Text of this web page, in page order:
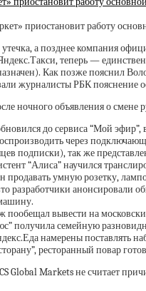
а позднее компания
теперь —
Как позже пояснил
журналисты РБК пояснение
ночного объявления о смене
до сервиса “Мой эфир”,
через
подписки), так же
“Алиса” научился
продавать умную розетку,
разработчики анонсировали
вывести на
получила семейную
намерены поставлять
ресторанный повар
Global Markets не считает